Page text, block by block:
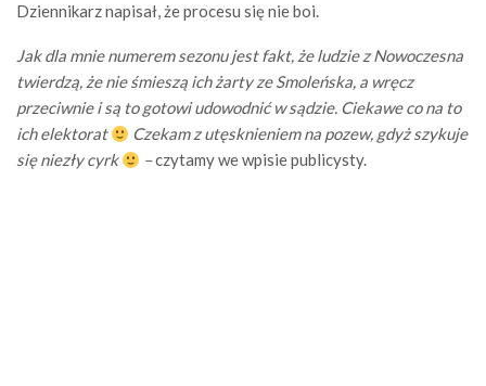
Dziennikarz napisał, że procesu się nie boi.
Jak dla mnie numerem sezonu jest fakt, że ludzie z Nowoczesna
twierdzą, że nie śmieszą ich żarty ze Smoleńska, a wręcz
przeciwnie i są to gotowi udowodnić w sądzie. Ciekawe co na to
ich elektorat
Czekam z utęsknieniem na pozew, gdyż szykuje
się niezły cyrk
–czytamy we wpisie publicysty.